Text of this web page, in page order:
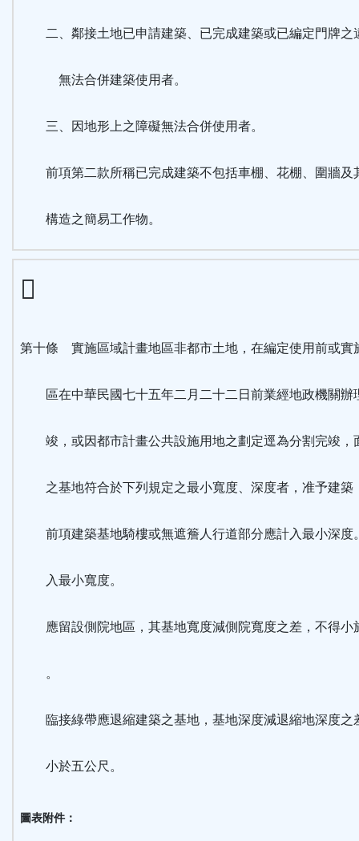
二、鄰接土地已申請建築、已完成建築或已編定門牌之
無法合併建築使用者。
三、因地形上之障礙無法合併使用者。
前項第二款所稱已完成建築不包括車棚、花棚、圍牆及
構造之簡易工作物。
第十條 實施區域計畫地區非都市土地，在編定使用前或實
區在中華民國七十五年二月二十二日前業經地政機關辦
竣，或因都市計畫公共設施用地之劃定逕為分割完竣，
之基地符合於下列規定之最小寬度、深度者，准予建築
前項建築基地騎樓或無遮簷人行道部分應計入最小深度
入最小寬度。
應留設側院地區，其基地寬度減側院寬度之差，不得小
。
臨接綠帶應退縮建築之基地，基地深度減退縮地深度之
小於五公尺。
圖表附件：